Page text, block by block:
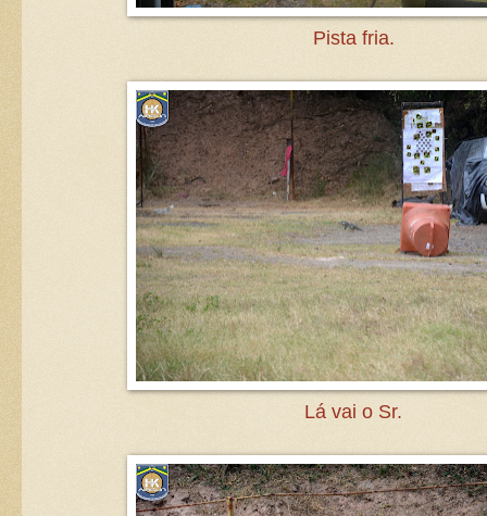
Pista fria.
Lá vai o Sr.